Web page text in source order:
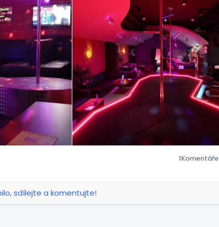
a já mu řekla nejsem v práci a na pokoje
ale když šel kouřit ven, šla jsem za ním a
pro mě udělal a on se na mě kouká a říká
tedy fakt nečekal. Byl silně opilý, ale věděla
to určitě nikdy nezapomenul a Bůh jen ví jak je
v žádném případě marná a pro spousty lidi
jim řekl tu VZÁCNOU PRAVDU KE SVOBODĚ …
nezapomenu ani já 🙃. Mě oslovili Evangelisté
byli a řekli mi o živém Bohu. Ježíš mě
spousty démonů, kteří přišli do mého života
rada, že jsem dělala tuto práci jen z jednoho
TĚCHTO ŽEN 💗🔥
či nevhod. Kéž Pán dá a vyšle nás na místa,
kázání Evangelia lidem, nechť vstoupíme na
1Komentáře
sdílejte a komentujte!